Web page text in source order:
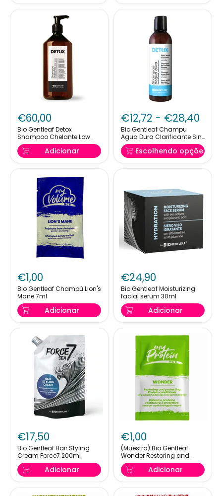
Gentleaf
Detox
Shampoo
Chelante
Low
Poo
€60,00
Bio Gentleaf Detox
Shampoo Chelante Low
Poo 1000ml
Adicionar
Gentleaf
Champu
Agua
Dura
Clarificante
Sin
€12,72 - €28,40
Bio Gentleaf Champu
Agua Dura Clarificante Sin
Sulfatos
Escolhendo opções
Gentleaf
Champú
Lion's
Mane
7ml
€1,00
Bio Gentleaf Champú Lion's
Mane 7ml
Adicionar
Gentleaf
Moisturizing
facial
serum
30ml
€24,90
Bio Gentleaf Moisturizing
facial serum 30ml
Adicionar
Gentleaf
Hair
Styling
Cream
Force7
200ml
€17,50
Bio Gentleaf Hair Styling
Cream Force7 200ml
Adicionar
Bio
Gentleaf
Wonder
Restoring
and
Protecting
€1,00
(Muestra) Bio Gentleaf
Wonder Restoring and
Protecting Protein
Conditioner 7ml
Adicionar